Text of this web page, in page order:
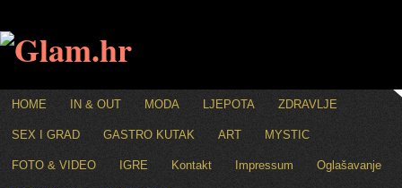
HOME IN & OUT MODA LJEPOTA ZDRAVLJE
SEX I GRAD GASTRO KUTAK ART MYSTIC
FOTO & VIDEO IGRE Kontakt Impressum Oglašavanje